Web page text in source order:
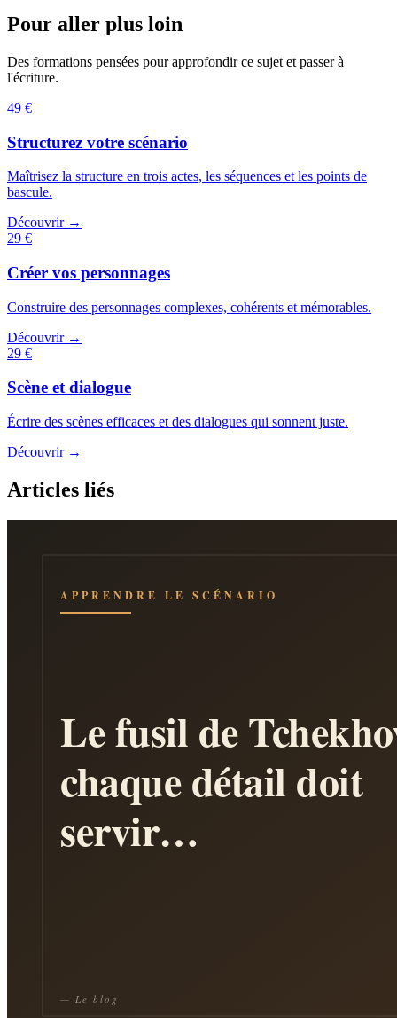
Pour aller plus loin
Des formations pensées pour approfondir ce sujet et passer à
l'écriture.
49 €
Structurez votre scénario
Maîtrisez la structure en trois actes, les séquences et les points de
bascule.
Découvrir →
29 €
Créer vos personnages
Construire des personnages complexes, cohérents et mémorables.
Découvrir →
29 €
Scène et dialogue
Écrire des scènes efficaces et des dialogues qui sonnent juste.
Découvrir →
Articles liés